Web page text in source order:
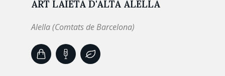
ART LAIETÀ D'ALTA ALELLA
Alella (Comtats de Barcelona)